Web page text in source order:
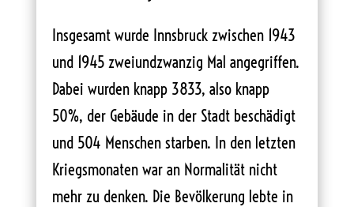
Insgesamt wurde Innsbruck zwischen 1943
und 1945 zweiundzwanzig Mal angegriffen.
Dabei wurden knapp 3833, also knapp
50%, der Gebäude in der Stadt beschädigt
und 504 Menschen starben. In den letzten
Kriegsmonaten war an Normalität nicht
mehr zu denken. Die Bevölkerung lebte in